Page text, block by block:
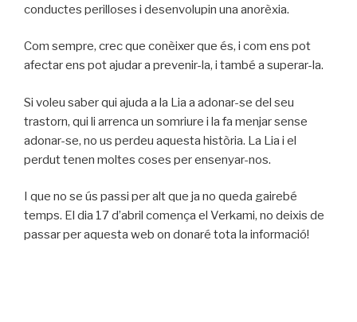
conductes perilloses i desenvolupin una anorèxia.
Com sempre, crec que conèixer que és, i com ens pot
afectar ens pot ajudar a prevenir-la, i també a superar-la.
Si voleu saber qui ajuda a la Lia a adonar-se del seu
trastorn, qui li arrenca un somriure i la fa menjar sense
adonar-se, no us perdeu aquesta història. La Lia i el
perdut tenen moltes coses per ensenyar-nos.
I que no se ús passi per alt que ja no queda gairebé
temps. El dia 17 d’abril comença el Verkami, no deixis de
passar per aquesta web on donaré tota la informació!